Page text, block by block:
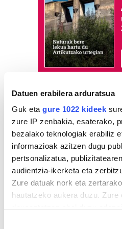
Datuen erabilera arduratsua
Guk eta gure 1022 kideek
zure IP zenbakia, esaterako,
bezalako teknologiak erabiliz
informazioak azitzen dugu
pertsonalizatua,
audientzia-ikerketa eta
Zure datuak nork eta
hautatzeko aukera duzu. Zure
1
«Jaia
emateko eta
Nagusiari
modu polita
2 Lehertu da